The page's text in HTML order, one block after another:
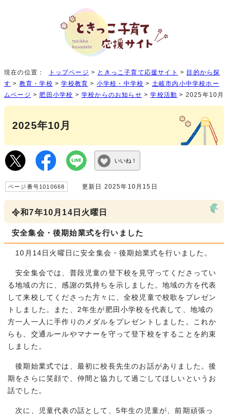
現在の位置： トップページ > ときっこ子育て応援サイト > 目的から探
す > 教育・学校 >学校教育 > 小学校・中学校 > 土岐市内小中学校ホー
ムページ > 肥田小学校 >学校からのお知らせ >学校活動 > 2025年10月
2025年10月
いいね！
ページ番号1010668 更新日 2025年10月15日
令和7年10月14日火曜日
安全集会・後期始業式を行いました
10月14日火曜日に安全集会・後期始業式を行いました。
安全集会では、普段児童の登下校を見守ってくださってい
る地域の方に、感謝の気持ちを示しました。地域の方を代表
して来校してくださった方々に、全校児童で校歌をプレゼン
トしました。また、2年生が肥田小学校を代表して、地域の
方一人一人に手作りのメダルをプレゼントしました。これか
らも、交通ルールやマナーを守って登下校をすることを約束
しました。
後期始業式では、最初に校長先生のお話がありました。後
期をさらに笑顔で、仲間と協力して過ごしてほしいというお
話でした。
次に、児童代表の話として、5年生の児童が、前期頑張っ